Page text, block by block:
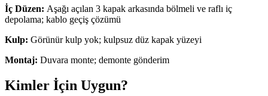
İç Düzen: Aşağı açılan 3 kapak arkasında bölmeli ve raflı iç
depolama; kablo geçiş çözümü
Kulp: Görünür kulp yok; kulpsuz düz kapak yüzeyi
Montaj: Duvara monte; demonte gönderim
Kimler İçin Uygun?